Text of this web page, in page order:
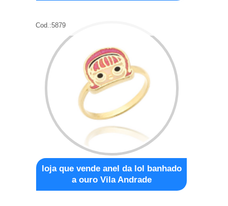
Cod.:5879
loja que vende anel da lol banhado
a ouro Vila Andrade